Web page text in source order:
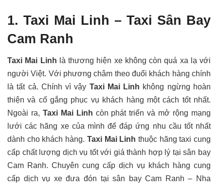
1. Taxi Mai Linh – Taxi Sân Bay
Cam Ranh
Taxi Mai Linh là thương hiện xe không còn quá xa lạ với
người Việt. Với phương châm theo đuổi khách hàng chính
là tất cả. Chính vì vậy Taxi Mai Linh không ngừng hoàn
thiện và cố gắng phục vụ khách hàng một cách tốt nhất.
Ngoài ra, Taxi Mai Linh còn phát triển và mở rộng mạng
lưới các hãng xe của mình để đáp ứng nhu cầu tốt nhất
dành cho khách hàng. Taxi Mai Linh thuộc hãng taxi cung
cấp chất lượng dịch vụ tốt với giá thành hợp lý tại sân bay
Cam Ranh. Chuyên cung cấp dịch vụ khách hàng cung
cấp dịch vụ xe đưa đón tại sân bay Cam Ranh – Nha